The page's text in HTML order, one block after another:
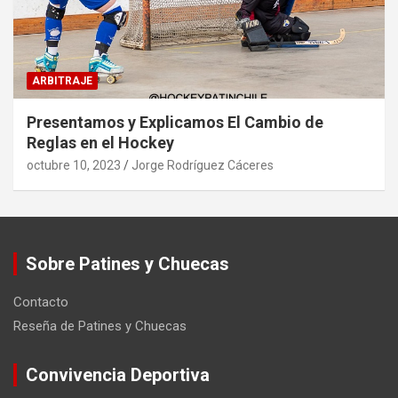
ARBITRAJE
Presentamos y Explicamos El Cambio de
Reglas en el Hockey
octubre 10, 2023 Jorge Rodríguez Cáceres
Sobre Patines y Chuecas
Contacto
Reseña de Patines y Chuecas
Convivencia Deportiva